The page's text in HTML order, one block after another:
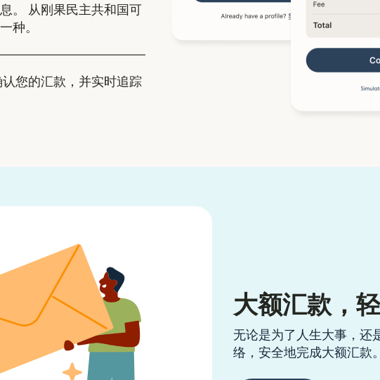
。 从刚果民主共和国可
种。
认您的汇款，并实时追踪
大额汇款，
无论是为了人生大事，还
络，安全地完成大额汇款